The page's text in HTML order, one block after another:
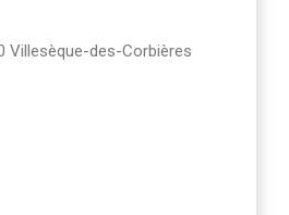
Villesèque-des-Corbières